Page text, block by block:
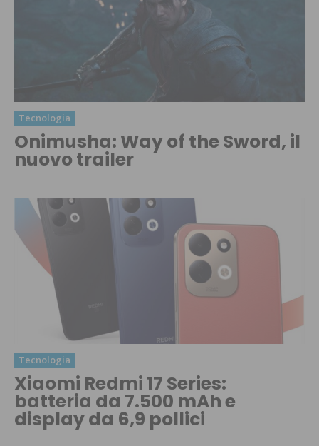
Tecnologia
Onimusha: Way of the Sword, il
nuovo trailer
Tecnologia
Xiaomi Redmi 17 Series:
batteria da 7.500 mAh e
display da 6,9 pollici